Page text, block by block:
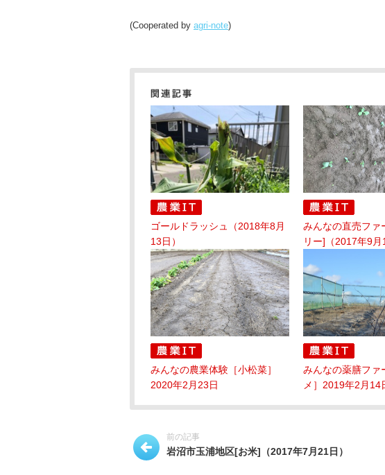
(Cooperated by agri-note)
ゴールドラッシュ（2018年8月
13日）
みんなの直売ファ
リー]（2017年9月
みんなの農業体験［小松菜］
2020年2月23日
みんなの薬膳ファ
メ］2019年2月14
前の記事
岩沼市玉浦地区[お米]（2017年7月21日）